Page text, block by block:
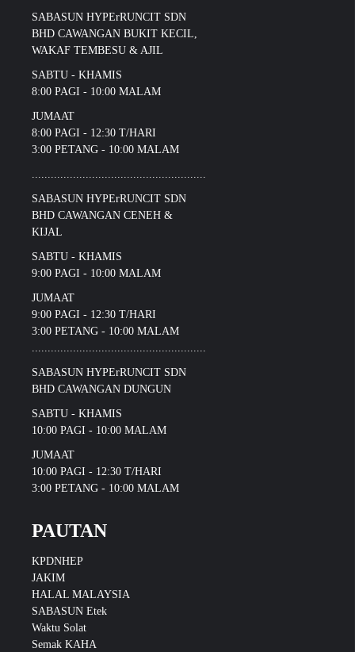
SABASUN HYPErRUNCIT SDN
BHD CAWANGAN BUKIT KECIL,
WAKAF TEMBESU & AJIL
SABTU - KHAMIS
8:00 PAGI - 10:00 MALAM
JUMAAT
8:00 PAGI - 12:30 T/HARI
3:00 PETANG - 10:00 MALAM
.......................................................
SABASUN HYPErRUNCIT SDN
BHD CAWANGAN CENEH &
KIJAL
SABTU - KHAMIS
9:00 PAGI - 10:00 MALAM
JUMAAT
9:00 PAGI - 12:30 T/HARI
3:00 PETANG - 10:00 MALAM
.......................................................
SABASUN HYPErRUNCIT SDN
BHD CAWANGAN DUNGUN
SABTU - KHAMIS
10:00 PAGI - 10:00 MALAM
JUMAAT
10:00 PAGI - 12:30 T/HARI
3:00 PETANG - 10:00 MALAM
PAUTAN
KPDNHEP
JAKIM
HALAL MALAYSIA
SABASUN Etek
Waktu Solat
Semak KAHA